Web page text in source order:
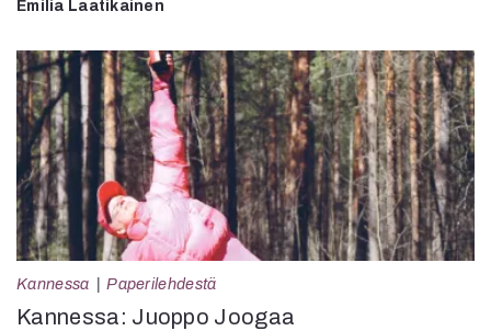
Emilia Laatikainen
Kannessa Paperilehdestä
Kannessa: Juoppo Joogaa